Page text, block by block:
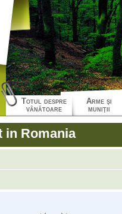
Totul despre
vânătoare
Arme şi
muniţii
in Romania